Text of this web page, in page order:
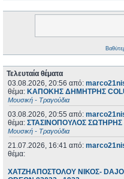
Τελευταία θέματα
03.08.2026, 20:56 από:
θέμα: ΚΑΠΟΚΗΣ ΔΗΜΗΤΡΗΣ
Μουσική - Τραγούδια
03.08.2026, 20:55 από:
θέμα: ΣΤΑΣΙΝΟΠΟΥΛΟΣ ΣΩΤΗΡΗΣ
Μουσική - Τραγούδια
21.07.2026, 16:41 από:
θέμα:
ΧΑΤΖΗΑΠΟΣΤΟΛΟΥ ΝΙΚΟΣ-